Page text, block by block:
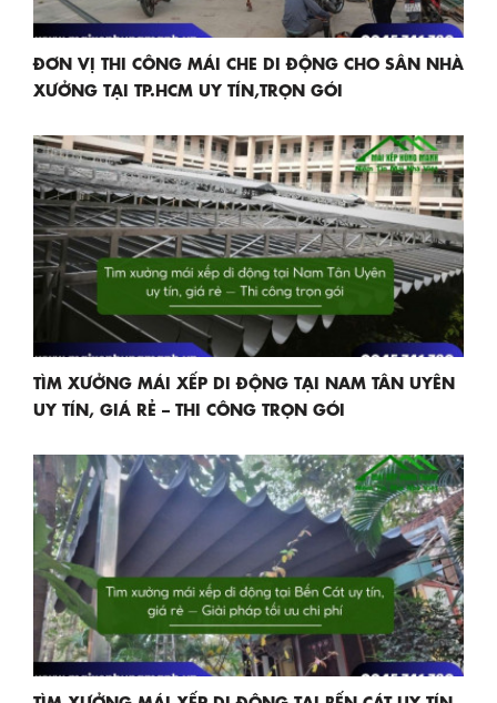
ĐƠN VỊ THI CÔNG MÁI CHE DI ĐỘNG CHO SÂN NHÀ
XƯỞNG TẠI TP.HCM UY TÍN,TRỌN GÓI
TÌM XƯỞNG MÁI XẾP DI ĐỘNG TẠI NAM TÂN UYÊN
UY TÍN, GIÁ RẺ – THI CÔNG TRỌN GÓI